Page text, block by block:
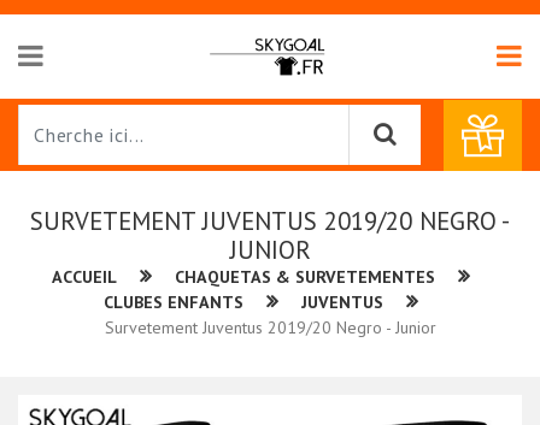
SURVETEMENT JUVENTUS 2019/20 NEGRO -
JUNIOR
ACCUEIL
CHAQUETAS & SURVETEMENTES
CLUBES ENFANTS
JUVENTUS
Survetement Juventus 2019/20 Negro - Junior